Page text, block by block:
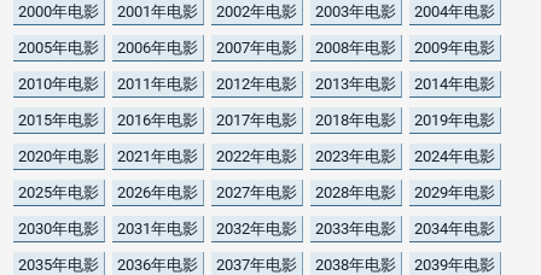
2000年电影
2001年电影 2002年电影 2003年电影
2004年电影
2005年电影
2006年电影 2007年电影 2008年电影
2009年电影
2010年电影
2011年电影 2012年电影 2013年电影
2014年电影
2015年电影
2016年电影 2017年电影 2018年电影
2019年电影
2020年电影
2021年电影 2022年电影 2023年电影
2024年电影
2025年电影
2026年电影 2027年电影 2028年电影
2029年电影
2030年电影
2031年电影 2032年电影 2033年电影
2034年电影
2035年电影
2036年电影 2037年电影 2038年电影
2039年电影